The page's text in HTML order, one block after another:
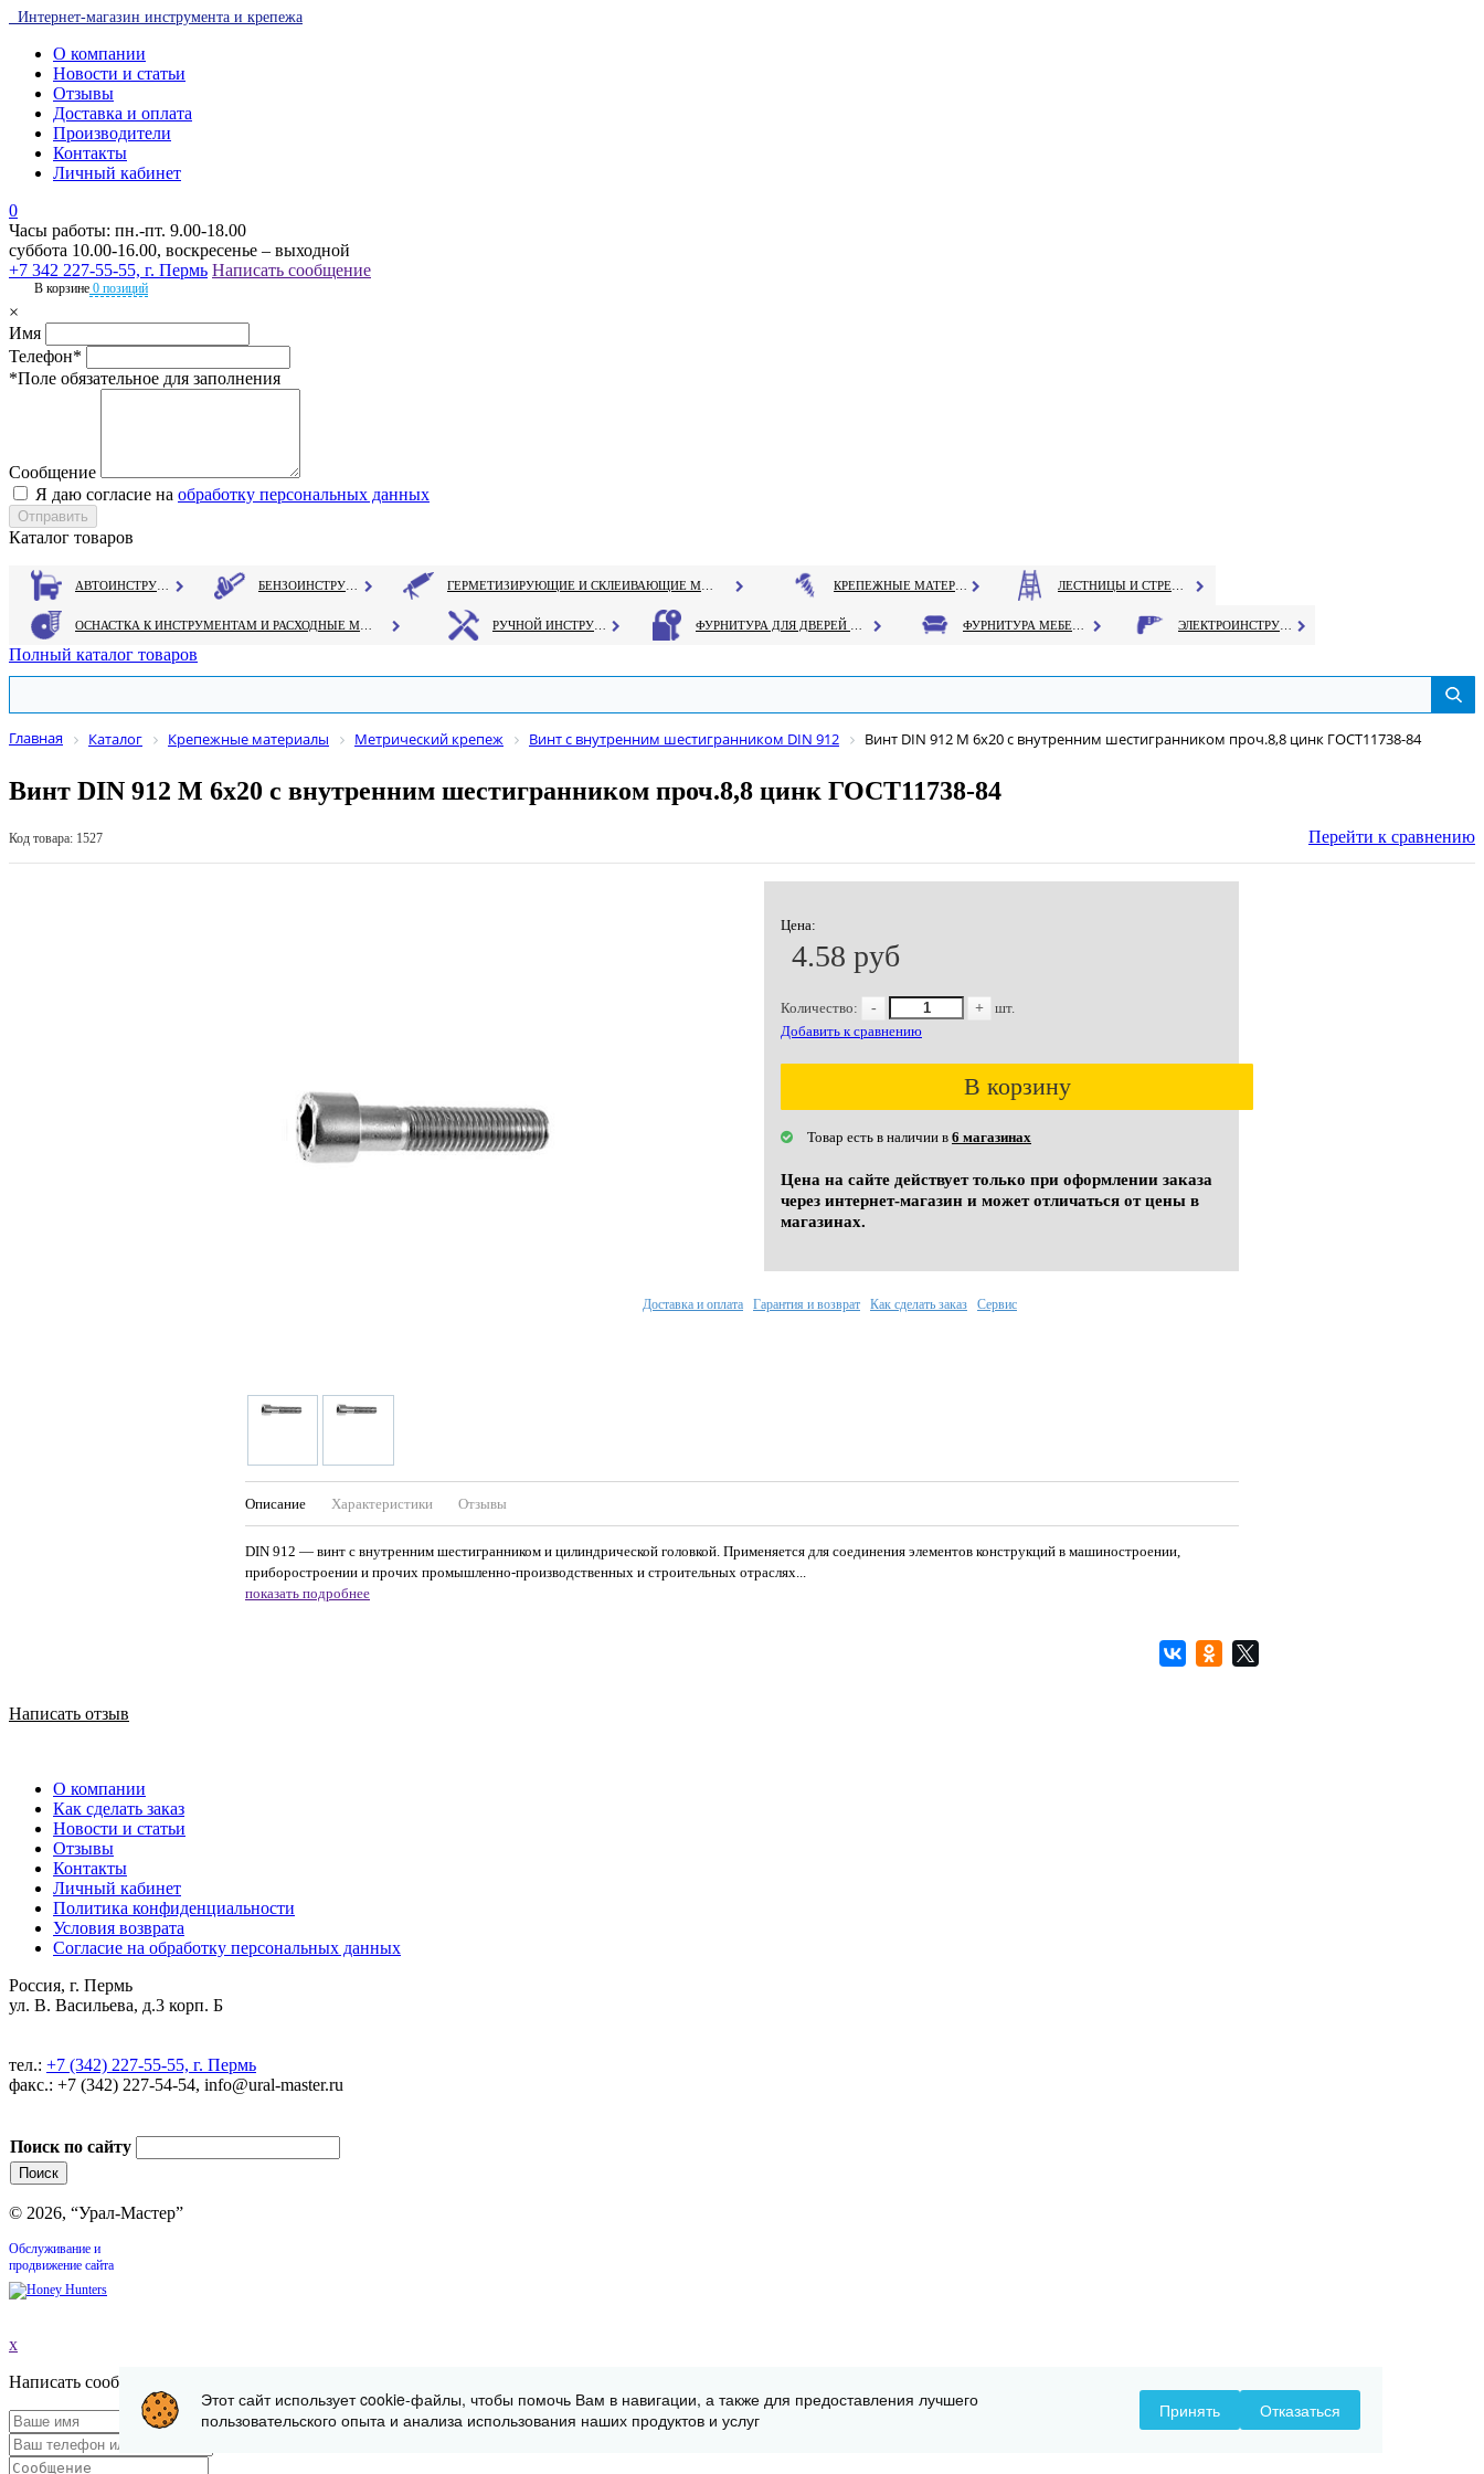
Интернет-магазин инструмента и крепежа
О компании
Новости и статьи
Отзывы
Доставка и оплата
Производители
Контакты
Личный кабинет
0
Часы работы: пн.-пт. 9.00-18.00
суббота 10.00-16.00, воскресенье – выходной
+7 342 227-55-55, г. Пермь Написать сообщение
В корзине 0 позиций
×
Имя
Телефон*
*Поле обязательное для заполнения
Сообщение
Я даю согласие на обработку персональных данных
Каталог товаров
Полный каталог товаров
Главная Каталог Крепежные материалы Метрический крепеж Винт с внутренним шестигранником DIN 912 Винт DIN 912 М 6х20 с внутренним шестигранником проч.8,8 цинк ГОСТ11738-84
Винт DIN 912 М 6х20 с внутренним шестигранником проч.8,8 цинк ГОСТ11738-84
Код товара: 1527 Перейти к сравнению
Цена:
4.58 руб
Количество: - +
шт.
Добавить к сравнению
В корзину
Товар есть в наличии в 6 магазинах
Цена на сайте действует только при оформлении заказа
через интернет-магазин и может отличаться от цены в
магазинах.
Описание Характеристики Отзывы
DIN 912 — винт с внутренним шестигранником и цилиндрической головкой. Применяется для соединения элементов конструкций в машиностроении,
приборостроении и прочих промышленно-производственных и строительных отраслях...
показать подробнее
Доставка и оплата Гарантия и возврат Как сделать заказ Сервис
Написать отзыв
О компании
Как сделать заказ
Новости и статьи
Отзывы
Контакты
Личный кабинет
Политика конфиденциальности
Условия возврата
Согласие на обработку персональных данных
Россия, г. Пермь
ул. В. Васильева, д.3 корп. Б
тел.: +7 (342) 227-55-55, г. Пермь
факс.: +7 (342) 227-54-54, info@ural-master.ru
Поиск по сайту
© 2026, “Урал-Мастер”
Обслуживание и
продвижение сайта
x
Написать сообщение
Этот сайт использует cookie-файлы, чтобы помочь Вам в навигации, а также для предоставления лучшего
пользовательского опыта и анализа использования наших продуктов и услуг
Принять Отказаться